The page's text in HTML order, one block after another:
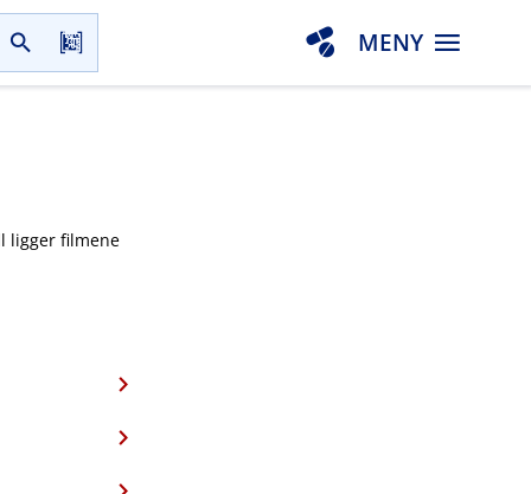
MENY
ligger filmene